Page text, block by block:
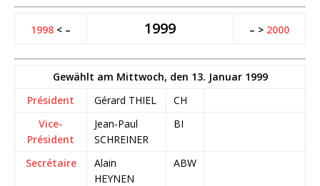
1998 < – 1999 – > 2000
Gewählt am Mittwoch, den 13. Januar 1999
Président
Gérard THIEL
CH
Vice-
Président
Jean-Paul
SCHREINER
BI
Secrétaire
Alain
HEYNEN
ABW